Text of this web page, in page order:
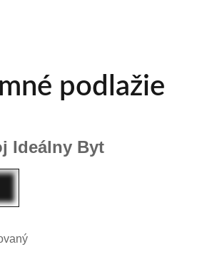
podlažie
Ideálny Byt